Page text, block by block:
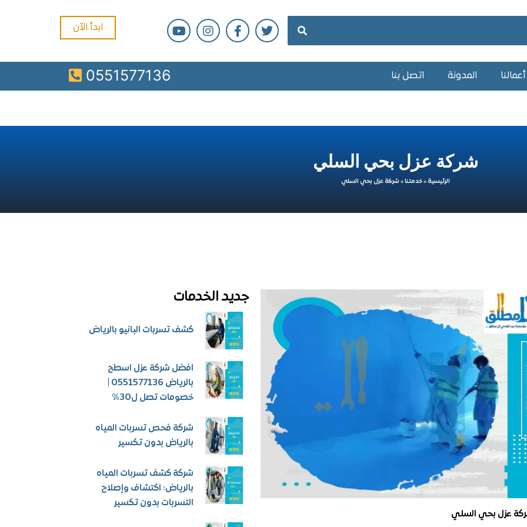
ابدأ الآن
المدونة اتصل بنا 0551577136
شركة عزل بحي السلي
الرئيسية»خدمتنا» شركة عزل بحي السلي
عزل بحي السلي
جديد الخدمات
كشف تسربات البانيو بالرياض
افضل شركة عزل اسطح
خصومات تصل ل30%
شركة فحص تسربات المياه
بالرياض بدون تكسير
شركة كشف تسربات المياه
بالرياض: اكتشاف وإصلاح
التسربات بدون تكسير